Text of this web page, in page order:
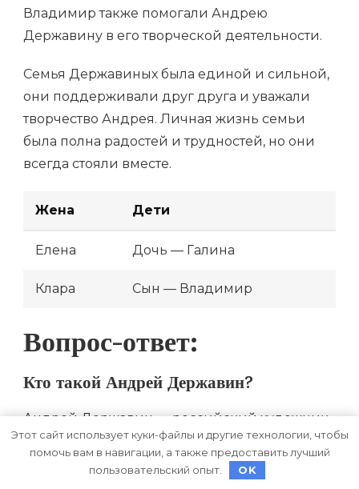
Владимир также помогали Андрею
Державину в его творческой деятельности.
Семья Державиных была единой и сильной,
они поддерживали друг друга и уважали
творчество Андрея. Личная жизнь семьи
была полна радостей и трудностей, но они
всегда стояли вместе.
Жена Дети
Елена Дочь — Галина
Клара Сын — Владимир
Вопрос-ответ:
Кто такой Андрей Державин?
Андрей Державин — российский художник-
постановщик, режиссер и шоумен. Он
известен своими яркими и
Этот сайт использует куки-файлы и другие технологии, чтобы
помочь вам в навигации, а также предоставить лучший
пользовательский опыт.
OK